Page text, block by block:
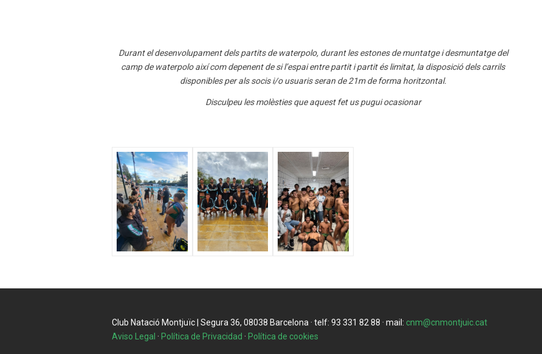
Durant el desenvolupament dels partits de waterpolo, durant les estones de muntatge i desmuntatge del
camp de waterpolo així com depenent de si l’espai entre partit i partit és limitat, la disposició dels carrils
disponibles per als socis i/o usuaris seran de 21m de forma horitzontal.
Disculpeu les molèsties que aquest fet us pugui ocasionar
Club Natació Montjuïc | Segura 36, 08038 Barcelona · telf: 93 331 82 88 · mail: cnm@cnmontjuic.cat
Aviso Legal · Política de Privacidad · Política de cookies